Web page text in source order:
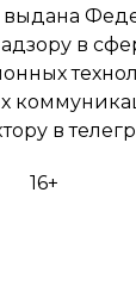
в
в
16+